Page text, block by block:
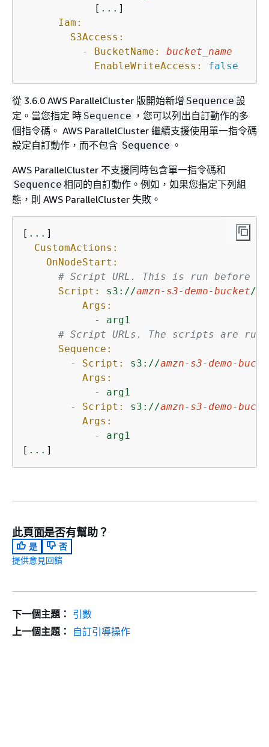
            [
... ]
Iam:
S3Access:
-
BucketName:
bucket_name
EnableWriteAccess:
false
從 3.6.0 AWS ParallelCluster 版開始新增 Sequence 設
定。當您指定 時 Sequence ，您可以列出自訂動作的多
個指令碼。 AWS ParallelCluster 繼續支援使用單一指令碼
設定自訂動作，而不包含 Sequence 。
AWS ParallelCluster 不支援同時包含單一指令碼和
Sequence 相同的自訂動作。例如，如果您指定下列組
態，則 AWS ParallelCluster 失敗。
[ ... ]
CustomActions:
OnNodeStart:
# Script URL. This is run before
Script:
s3://amzn-s3-demo-bucket/
Args:
-
arg1
# Script URLs. The scripts are
Sequence:
-
Script: s3://amzn-s3-demo-
Args:
-
arg1
-
Script: s3://amzn-s3-demo-
Args:
-
arg1
[ ... ]
此頁面是否有幫助？
是
否
提供意見回饋
下一個主題： 引數
上一個主題：
自訂引導操作